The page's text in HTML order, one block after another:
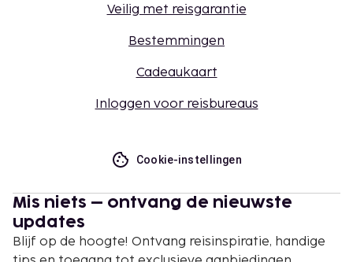
Veilig met reisgarantie
Bestemmingen
Cadeaukaart
Inloggen voor reisbureaus
Cookie-instellingen
Mis niets – ontvang de nieuwste
updates
Blijf op de hoogte! Ontvang reisinspiratie, handige